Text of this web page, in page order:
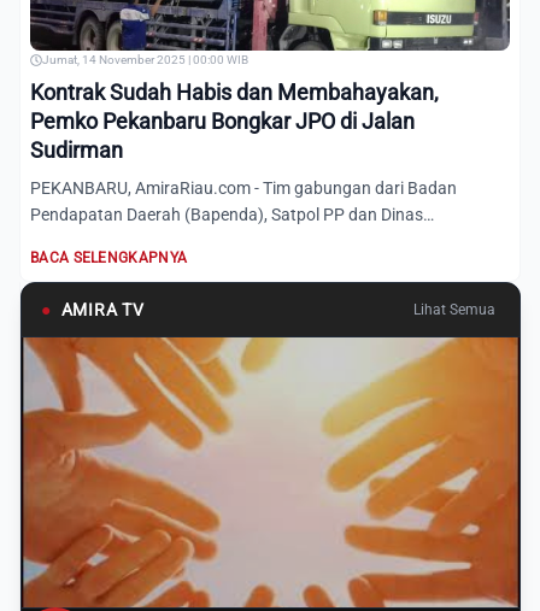
Jumat, 14 November 2025 | 00:00 WIB
Kontrak Sudah Habis dan Membahayakan,
Pemko Pekanbaru Bongkar JPO di Jalan
Sudirman
PEKANBARU, AmiraRiau.com - Tim gabungan dari Badan
Pendapatan Daerah (Bapenda), Satpol PP dan Dinas
BACA SELENGKAPNYA
● AMIRA TV Lihat Semua